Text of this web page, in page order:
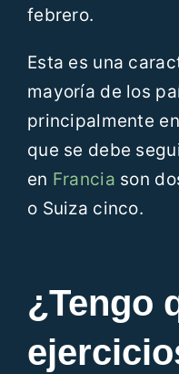
febrero.
Esta es una
mayoría de los
principalmente
que se debe
en Francia son
o Suiza cinco.
¿Tengo